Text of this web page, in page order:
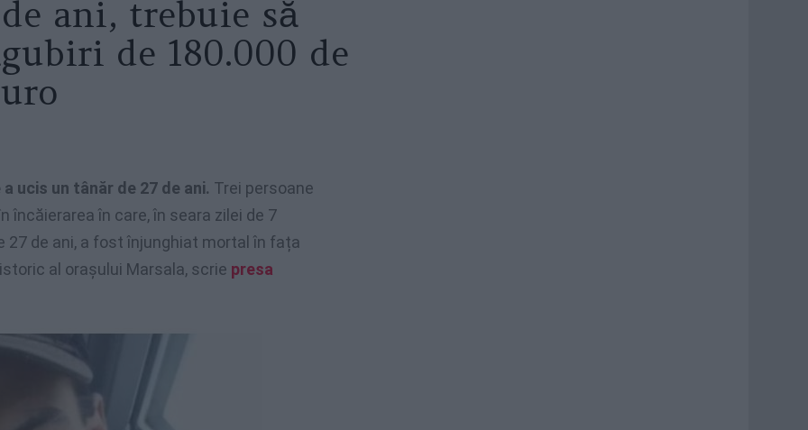
ani, trebuie să
de 180.000 de
ucis un tânăr de 27 de ani. Trei persoane
în care, în seara zilei de 7
27 de ani, a fost înjunghiat mortal în fața
al orașului Marsala, scrie presa